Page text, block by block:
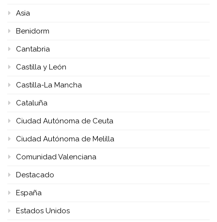
Asia
Benidorm
Cantabria
Castilla y León
Castilla-La Mancha
Cataluña
Ciudad Autónoma de Ceuta
Ciudad Autónoma de Melilla
Comunidad Valenciana
Destacado
España
Estados Unidos